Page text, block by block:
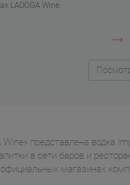
LADOGA Wine.
Wine» представлена водка
в сети баров и
магазинах